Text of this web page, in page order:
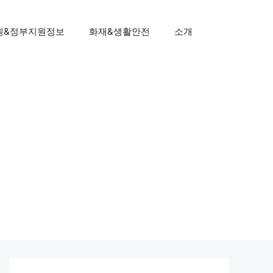
&정부지원정보 화재&생활안전 소개